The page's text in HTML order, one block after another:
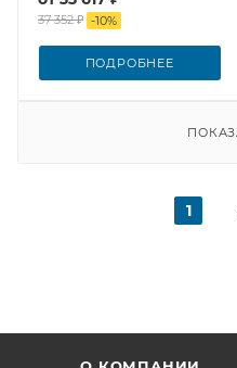
37 352 ₽ -10%
ПОДРОБНЕЕ
1